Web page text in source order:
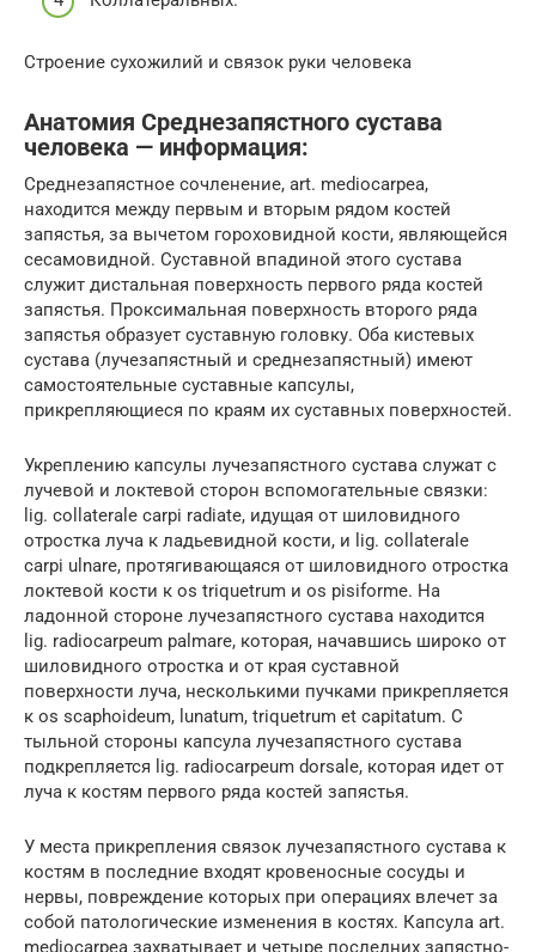
Строение сухожилий и связок руки человека
Анатомия Среднезапястного сустава
человека — информация:
Среднезапястное сочленение, art. mediocarpea,
находится между первым и вторым рядом костей
запястья, за вычетом гороховидной кости, являющейся
сесамовидной. Суставной впадиной этого сустава
служит дистальная поверхность первого ряда костей
запястья. Проксимальная поверхность второго ряда
запястья образует суставную головку. Оба кистевых
сустава (лучезапястный и среднезапястный) имеют
самостоятельные суставные капсулы,
прикрепляющиеся по краям их суставных поверхностей.
Укреплению капсулы лучезапястного сустава служат с
лучевой и локтевой сторон вспомогательные связки:
lig. collaterale carpi radiate, идущая от шиловидного
отростка луча к ладьевидной кости, и lig. collaterale
carpi ulnare, протягивающаяся от шиловидного отростка
локтевой кости к os triquetrum и os pisiforme. На
ладонной стороне лучезапястного сустава находится
lig. radiocarpeum palmare, которая, начавшись широко от
шиловидного отростка и от края суставной
поверхности луча, несколькими пучками прикрепляется
к os scaphoideum, lunatum, triquetrum et capitatum. С
тыльной стороны капсула лучезапястного сустава
подкрепляется lig. radiocarpeum dorsale, которая идет от
луча к костям первого ряда костей запястья.
У места прикрепления связок лучезапястного сустава к
костям в последние входят кровеносные сосуды и
нервы, повреждение которых при операциях влечет за
собой патологические изменения в костях. Капсула art.
mediocarpea захватывает и четыре последних запястно-